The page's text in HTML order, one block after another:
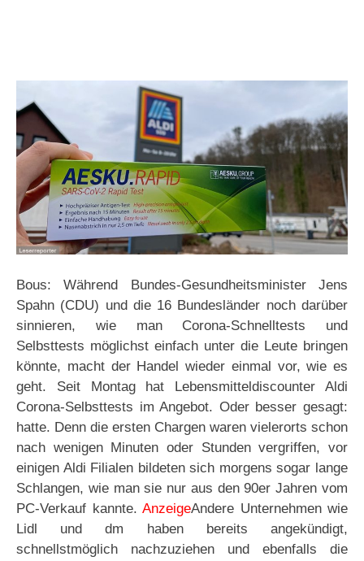
Bous: Während Bundes-Gesundheitsminister Jens
Spahn (CDU) und die 16 Bundesländer noch darüber
sinnieren, wie man Corona-Schnelltests und
Selbsttests möglichst einfach unter die Leute bringen
könnte, macht der Handel wieder einmal vor, wie es
geht. Seit Montag hat Lebensmitteldiscounter Aldi
Corona-Selbsttests im Angebot. Oder besser gesagt:
hatte. Denn die ersten Chargen waren vielerorts schon
nach wenigen Minuten oder Stunden vergriffen, vor
einigen Aldi Filialen bildeten sich morgens sogar lange
Schlangen, wie man sie nur aus den 90er Jahren vom
PC-Verkauf kannte. AnzeigeAndere Unternehmen wie
Lidl und dm haben bereits angekündigt,
schnellstmöglich nachzuziehen und ebenfalls die